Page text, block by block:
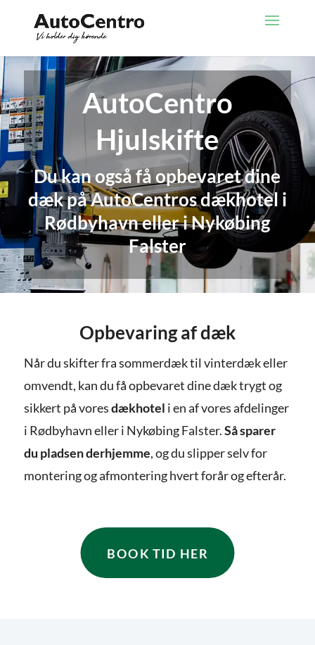
AutoCentro
Hjulskifte
Du kan også få opbevaret dine
dæk på AutoCentros dækhotel i
Rødbyhavn eller i Nykøbing
Falster
Opbevaring af dæk
Når du skifter fra sommerdæk til vinterdæk eller
omvendt, kan du få opbevaret dine dæk trygt og
sikkert på voresdækhotel i en af vores afdelinger
i Rødbyhavn eller i Nykøbing Falster.Så sparer
du pladsen derhjemme, og du slipper selv for
montering og afmontering hvert forår og efterår.
BOOK TID HER